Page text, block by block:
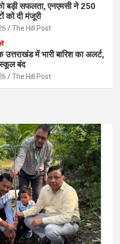
बड़ी सफलता, एनएमसी ने 250
को दी मंजूरी
The Hill Post
में भारी बारिश का अलर्ट,
बंद
The Hill Post